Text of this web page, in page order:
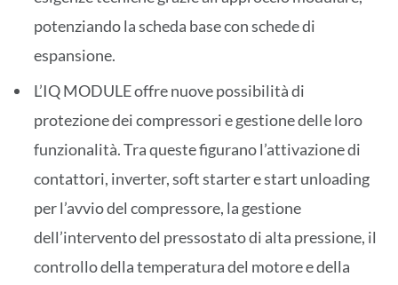
potenziando la scheda base con schede di
espansione.
L’IQ MODULE offre nuove possibilità di
protezione dei compressori e gestione delle loro
funzionalità. Tra queste figurano l’attivazione di
contattori, inverter, soft starter e start unloading
per l’avvio del compressore, la gestione
dell’intervento del pressostato di alta pressione, il
controllo della temperatura del motore e della